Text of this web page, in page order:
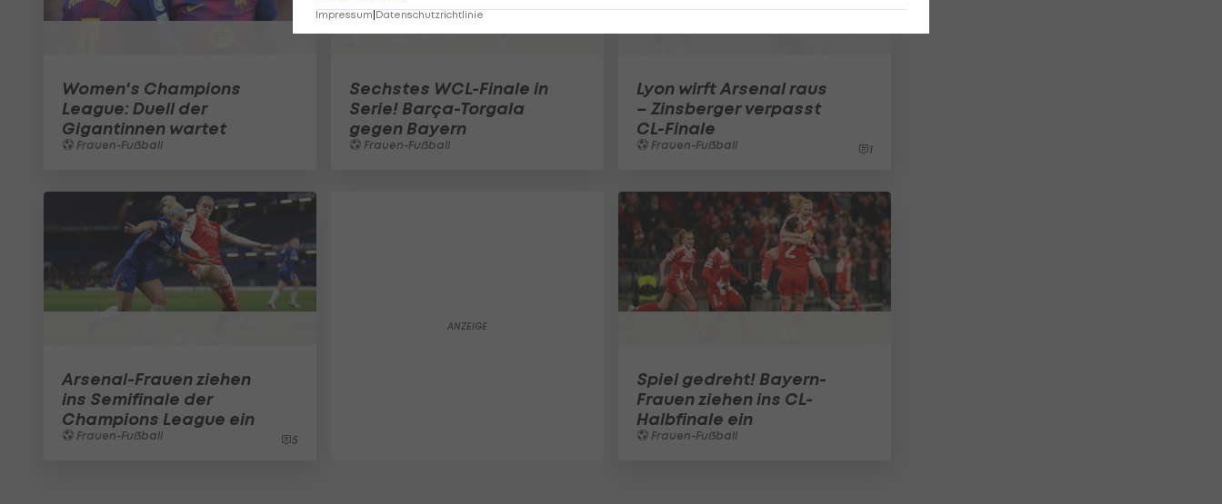
Women's Champions
League: Duell der
Gigantinnen wartet
Frauen-Fußball
Sechstes WCL-Finale in
Serie! Barça-Torgala
gegen Bayern
Frauen-Fußball
Lyon wirft Arsenal raus
– Zinsberger verpasst
CL-Finale
Frauen-Fußball 1
Arsenal-Frauen ziehen
ins Semifinale der
Champions League ein
Frauen-Fußball 5
Spiel gedreht! Bayern-
Frauen ziehen ins CL-
Halbfinale ein
Frauen-Fußball
Impressum Datenschutzrichtlinie